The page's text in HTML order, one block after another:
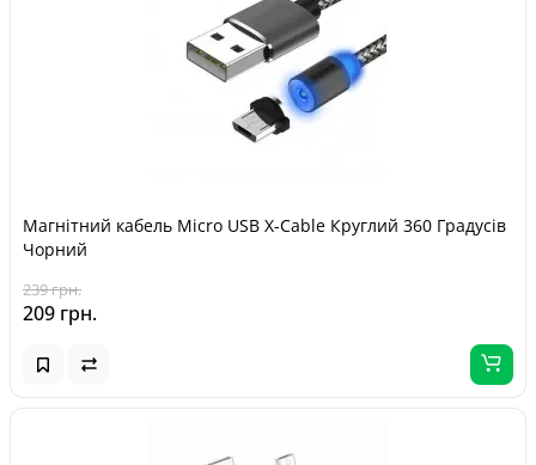
Магнітний кабель Micro USB X-Cable Круглий 360 Градусів
Чорний
239 грн.
209 грн.